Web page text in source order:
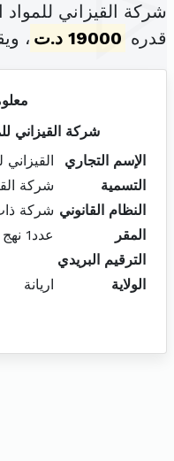
شركة القيزاني
قدره 19000 د.ت ،
شركة القيزاني
الإسم التجاري
التسمية
شركة
النظام القانوني شركة
المقر
عدد1 نهج صلامبو أريانة 2080
الترقيم البريدي
الولاية
اريانة